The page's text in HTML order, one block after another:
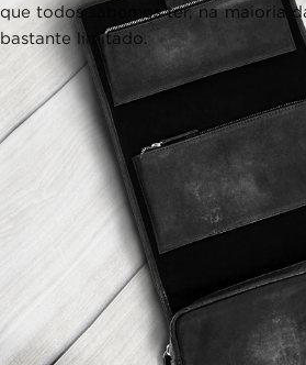
que todos sabemos ter, na maioria
bastante limitado.